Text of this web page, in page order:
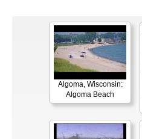
Algoma, Wisconsin:
Algoma Beach